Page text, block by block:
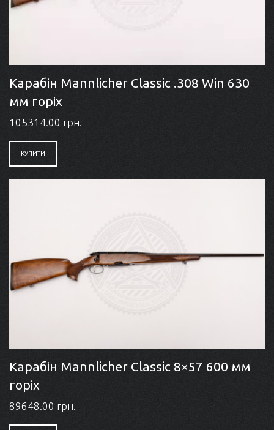
Карабін Mannlicher Classic .308 Win 630
мм горіх
105314.00 грн.
КУПИТИ
Карабін Mannlicher Classic 8×57 600 мм
горіх
89648.00 грн.